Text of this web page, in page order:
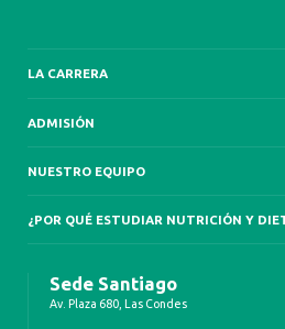
LA CARRERA
ADMISIÓN
NUESTRO EQUIPO
¿POR QUÉ ESTUDIAR NUTRICIÓN Y
Sede Santiago
Av. Plaza 680, Las Condes